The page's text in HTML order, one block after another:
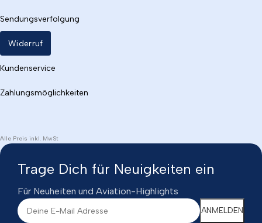
Sendungsverfolgung
Widerruf
Kundenservice
Zahlungsmöglichkeiten
Alle Preis inkl. MwSt
Trage Dich für Neuigkeiten ein
Für Neuheiten und Aviation-Highlights